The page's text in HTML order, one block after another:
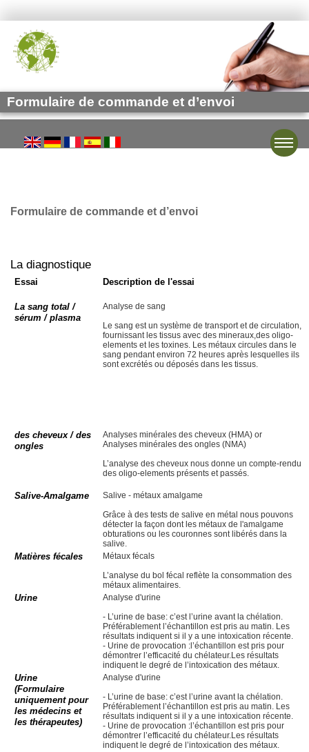
Formulaire de commande et d’envoi
Formulaire de commande et d’envoi
La diagnostique
Essai Description de l'essai
La sang total /
sérum / plasma
Analyse de sang
Le sang est un système de transport et de circulation,
fournissant les tissus avec des mineraux,des oligo-
elements et les toxines. Les métaux circules dans le
sang pendant environ 72 heures après lesquelles ils
sont excrétés ou déposés dans les tissus.
des cheveux / des
ongles
Analyses minérales des cheveux (HMA) or
Analyses minérales des ongles (NMA)
L’analyse des cheveux nous donne un compte-rendu
des oligo-elements présents et passés.
Salive-Amalgame
Salive - métaux amalgame
Grâce à des tests de salive en métal nous pouvons
détecter la façon dont les métaux de l'amalgame
obturations ou les couronnes sont libérés dans la
salive.
Matières fécales
Métaux fécals
L’analyse du bol fécal reflète la consommation des
métaux alimentaires.
Urine
Analyse d'urine
- L’urine de base: c’est l’urine avant la chélation.
Préférablement l’échantillon est pris au matin. Les
résultats indiquent si il y a une intoxication récente.
- Urine de provocation :l’échantillon est pris pour
démontrer l’efficacité du chélateur.Les résultats
indiquent le degré de l’intoxication des métaux.
Urine
(Formulaire
uniquement pour
les médecins et
les thérapeutes)
Analyse d'urine
- L’urine de base: c’est l’urine avant la chélation.
Préférablement l’échantillon est pris au matin. Les
résultats indiquent si il y a une intoxication récente.
- Urine de provocation :l’échantillon est pris pour
démontrer l’efficacité du chélateur.Les résultats
indiquent le degré de l’intoxication des métaux.